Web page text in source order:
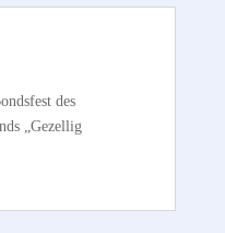
des
„Gezellig